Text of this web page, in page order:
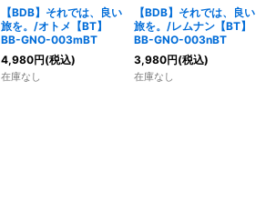
【BDB】それでは、良い
旅を。/オトメ【BT】
BB-GNO-003mBT
4,980円(税込)
在庫なし
【BDB】それでは、良い
旅を。/レムナン【BT】
BB-GNO-003nBT
3,980円(税込)
在庫なし